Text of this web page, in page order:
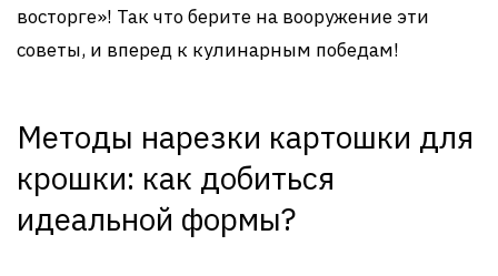
восторге»! Так что берите на вооружение эти
советы, и вперед к кулинарным победам!
Методы нарезки картошки для
крошки: как добиться
идеальной формы?